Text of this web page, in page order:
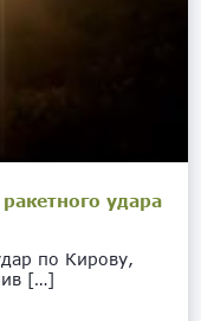
удара
по Кирову,
[…]